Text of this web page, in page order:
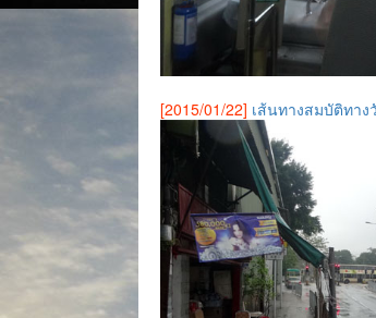
[2015/01/22] เส้นทางสมบัติทาง